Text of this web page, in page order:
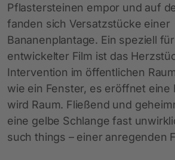
Pflastersteinen empor und auf
fanden sich Versatzstücke einer
Bananenplantage. Ein speziell
entwickelter Film ist das
Intervention im öffentlichen
wie ein Fenster, es eröffnet eine
wird Raum. Fließend und
eine gelbe Schlange fast
such things – einer anregenden